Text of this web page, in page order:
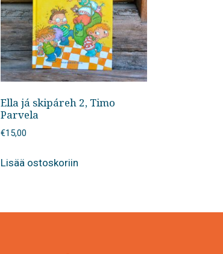
Ella já skipáreh 2, Timo
Parvela
€15,00
Lisää ostoskoriin